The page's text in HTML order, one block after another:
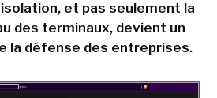
et pas seulement la
des terminaux, devient un
la défense des entreprises.